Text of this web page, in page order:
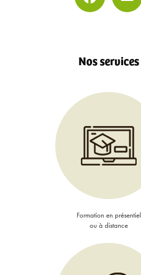
Nos services
Formation en présentiel
ou à distance